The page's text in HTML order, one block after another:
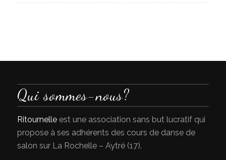
Qui sommes-nous?
Ritournelleest une association sans but lucratif qui
propose à ses adhérents des cours de danse de
salon sur La Rochelle – Aytré (17).